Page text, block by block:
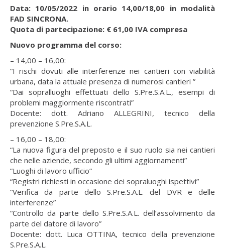
Data: 10/05/2022 in orario 14,00/18,00 in modalità
FAD SINCRONA.
Quota di partecipazione: € 61,00 IVA compresa
Nuovo programma del corso:
– 14,00 – 16,00:
“I rischi dovuti alle interferenze nei cantieri con viabilità
urbana, data la attuale presenza di numerosi cantieri ”
“Dai sopralluoghi effettuati dello S.Pre.S.A.L., esempi di
problemi maggiormente riscontrati”
Docente: dott. Adriano ALLEGRINI, tecnico della
prevenzione S.Pre.S.A.L.
– 16,00 – 18,00:
“La nuova figura del preposto e il suo ruolo sia nei cantieri
che nelle aziende, secondo gli ultimi aggiornamenti”
”Luoghi di lavoro ufficio”
“Registri richiesti in occasione dei sopraluoghi ispettivi”
“Verifica da parte dello S.Pre.S.A.L. del DVR e delle
interferenze”
“Controllo da parte dello S.Pre.S.A.L. dell’assolvimento da
parte del datore di lavoro”
Docente: dott. Luca OTTINA, tecnico della prevenzione
S.Pre.S.A.L.